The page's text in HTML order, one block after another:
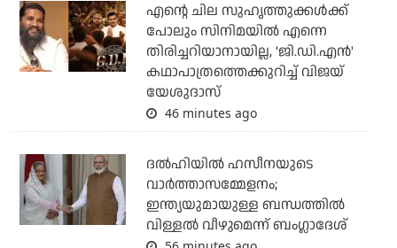
എന്റെ ചില സുഹൃത്തുക്കൾക്ക്
പോലും സിനിമയിൽ എന്നെ
തിരിച്ചറിയാനായില്ല, 'ജി.ഡി.എൻ'
കഥാപാത്രത്തെക്കുറിച്ച് വിജയ്
യേശുദാസ്
46 minutes ago
ദല്‍ഹിയില്‍ ഹസീനയുടെ
വാര്‍ത്താസമ്മേളനം;
ഇന്ത്യയുമായുള്ള ബന്ധത്തില്‍
വിള്ളല്‍ വീഴുമെന്ന് ബംഗ്ലാദേശ്